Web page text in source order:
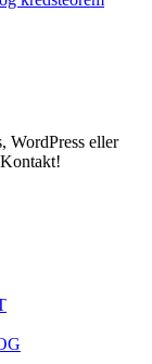
WordPress eller